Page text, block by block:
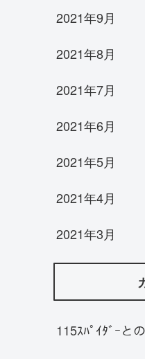
2021年9月
2021年8月
2021年7月
2021年6月
2021年5月
2021年4月
2021年3月
115ｽﾊﾟｲﾀﾞｰと